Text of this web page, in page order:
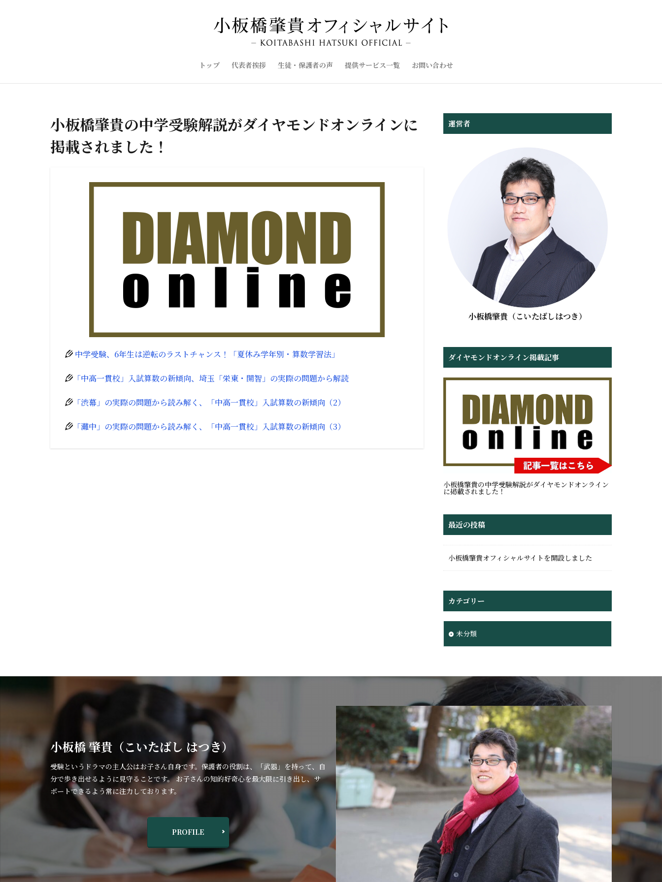
トップ 代表者挨拶 生徒・保護者の声 提供サービス一覧 お問い合わせ
小板橋肇貴の中学受験解説がダイヤモンドオンラインに
掲載されました！
中学受験、6年生は逆転のラストチャンス！「夏休み学年別・算数学習法」
「中高一貫校」入試算数の新傾向、埼玉「栄東・開智」の実際の問題から解読
「渋幕」の実際の問題から読み解く、「中高一貫校」入試算数の新傾向（2）
「灘中」の実際の問題から読み解く、「中高一貫校」入試算数の新傾向（3）
運営者
小板橋肇貴（こいたばしはつき）
ダイヤモンドオンライン掲載記事
小板橋肇貴の中学受験解説がダイヤモンドオンライン
に掲載されました！
最近の投稿
小板橋肇貴オフィシャルサイトを開設しました
カテゴリー
未分類
小板橋 肇貴（こいたばし はつき）
受験というドラマの主人公はお子さん自身です。保護者の役割は、「武器」を持って、自
分で歩き出せるように見守ることです。 お子さんの知的好奇心を最大限に引き出し、サ
ポートできるよう常に注力しております。
PROFILE